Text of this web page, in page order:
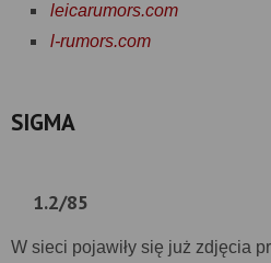
leicarumors.com
l-rumors.com
SIGMA
1.2/85
W sieci pojawiły się już zdjęcia